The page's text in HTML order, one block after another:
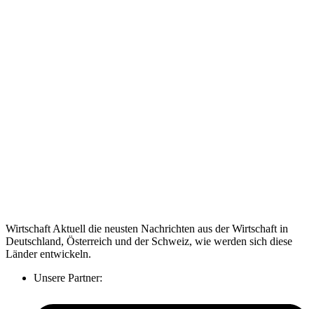
Wirtschaft Aktuell die neusten Nachrichten aus der Wirtschaft in
Deutschland, Österreich und der Schweiz, wie werden sich diese
Länder entwickeln.
Unsere Partner: